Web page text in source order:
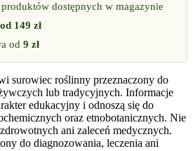
dostępnych w magazynie
149 zł
od 9 zł
surowiec roślinny przeznaczony do
lub tradycyjnych. Informacje
edukacyjny i odnoszą się do
oraz etnobotanicznych. Nie
ani zaleceń medycznych.
do diagnozowania, leczenia ani